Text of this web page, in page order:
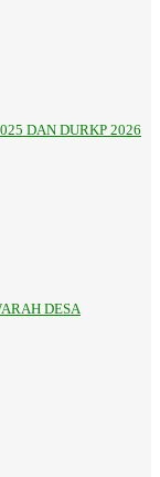
DAN DURKP 2026
DESA